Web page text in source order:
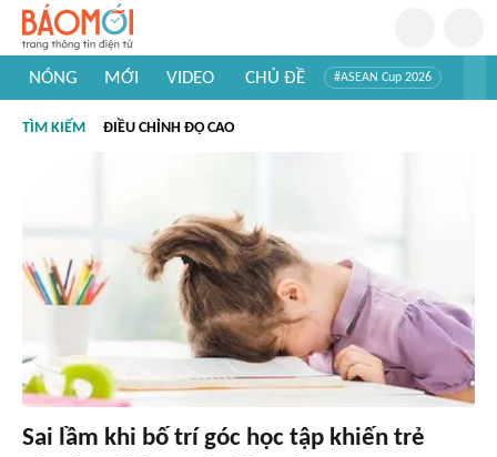
NÓNG MỚI VIDEO CHỦ ĐỀ #ASEAN Cup 2026
#Khám phá thế giới
TÌM KIẾM ĐIỀU CHỈNH ĐỘ CAO
Sai lầm khi bố trí góc học tập khiến trẻ